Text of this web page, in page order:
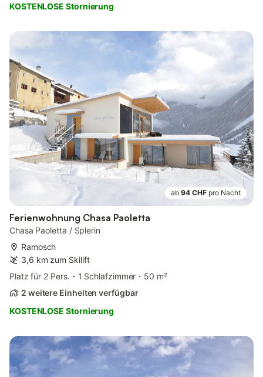
KOSTENLOSE Stornierung
ab 94 CHF pro Nacht
Ferienwohnung Chasa Paoletta
Chasa Paoletta / Splerin
Ramosch
3,6 km zum Skilift
Platz für 2 Pers.
1 Schlafzimmer
50 m²
2 weitere Einheiten verfügbar
KOSTENLOSE Stornierung